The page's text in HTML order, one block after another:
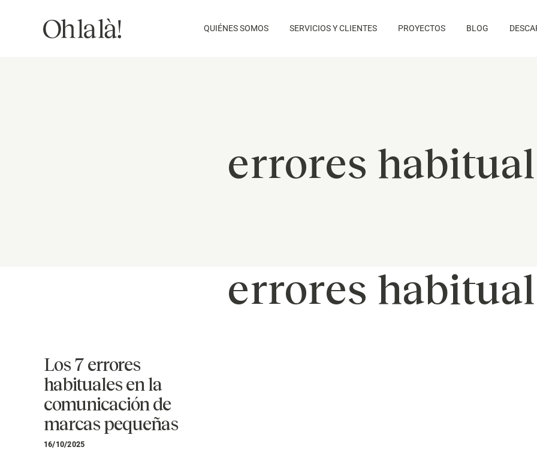
QUIÉNES SOMOS SERVICIOS Y CLIENTES PROYECTOS BLOG
errores
errores
Los 7 errores
habituales en la
comunicación de
marcas pequeñas
16/10/2025